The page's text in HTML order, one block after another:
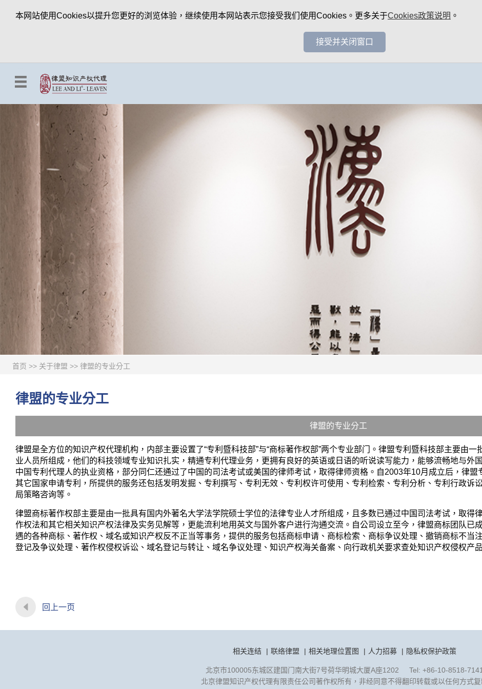
本网站使用Cookies以提升您更好的浏览体验，继续使用本网站表示您接受我们使用Cookies。更多关于Cookies政策说明 。
接受并关闭窗口
首页 >> 关于律盟 >> 律盟的专业分工
律盟的专业分工
律盟的专业分工
律盟是全方位的知识产权代理机构，内部主要设置了“专利暨科技部”与“商标著作权部”两个专业部门。律盟专利暨科技部主要由
业人员所组成，他们的科技领域专业知识扎实，精通专利代理业务，更拥有良好的英语或日语的听说读写能力，能够流畅地与外
中国专利代理人的执业资格，部分同仁还通过了中国的司法考试或美国的律师考试，取得律师资格。自2003年10月成立后，律
其它国家申请专利，所提供的服务还包括发明发掘、专利撰写、专利无效、专利权许可使用、专利检索、专利分析、专利行政诉
局策略咨询等。
律盟商标著作权部主要是由一批具有国内外著名大学法学院硕士学位的法律专业人才所组成，且多数已通过中国司法考试，取得
作权法和其它相关知识产权法律及实务见解等，更能流利地用英文与国外客户进行沟通交流。自公司设立至今，律盟商标团队已
遇的各种商标、著作权、域名或知识产权反不正当等事务，提供的服务包括商标申请、商标检索、商标争议处理、撤销商标不当
登记及争议处理、著作权侵权诉讼、域名登记与转让、域名争议处理、知识产权海关备案、向行政机关要求查处知识产权侵权产
回上一页
相关连结 联络律盟 相关地理位置图 人力招募 隐私权保护政策
北京市100005东城区建国门南大街7号荷华明城大厦A座1202 Tel: +86-10-8518-7141
北京律盟知识产权代理有限责任公司著作权所有，非经同意不得翻印转载或以任何方式复